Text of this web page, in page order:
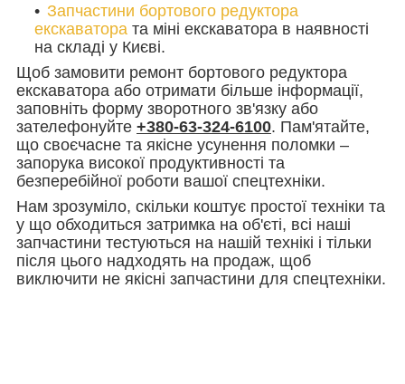
Запчастини бортового редуктора
екскаватора та міні екскаватора в наявності
на складі у Києві.
Щоб замовити ремонт бортового редуктора
екскаватора або отримати більше інформації,
заповніть форму зворотного зв'язку або
зателефонуйте +380-63-324-6100. Пам'ятайте,
що своєчасне та якісне усунення поломки –
запорука високої продуктивності та
безперебійної роботи вашої спецтехніки.
Нам зрозуміло, скільки коштує простої техніки та
у що обходиться затримка на об'єті, всі наші
запчастини тестуються на нашій технікі і тільки
після цього надходять на продаж, щоб
виключити не якісні запчастини для спецтехніки.